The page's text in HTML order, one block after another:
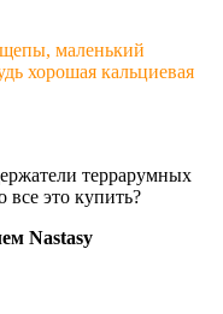
маленький
хорошая кальциевая
террарумных
это купить?
Nastasy